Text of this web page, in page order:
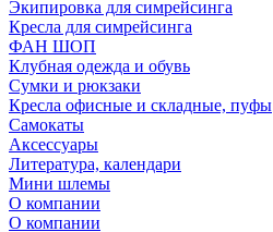
Экипировка для симрейсинга
Кресла для симрейсинга
ФАН ШОП
Клубная одежда и обувь
Сумки и рюкзаки
Кресла офисные и складные, пуфы
Самокаты
Аксессуары
Литература, календари
Мини шлемы
О компании
О компании